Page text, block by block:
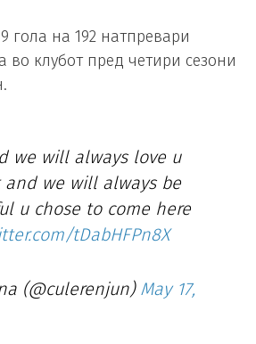
гола на 192 натпревари
во клубот пред четири сезони
we will always love u
and we will always be
u chose to come here
tDabHFPn8X
(@culerenjun) May 17,